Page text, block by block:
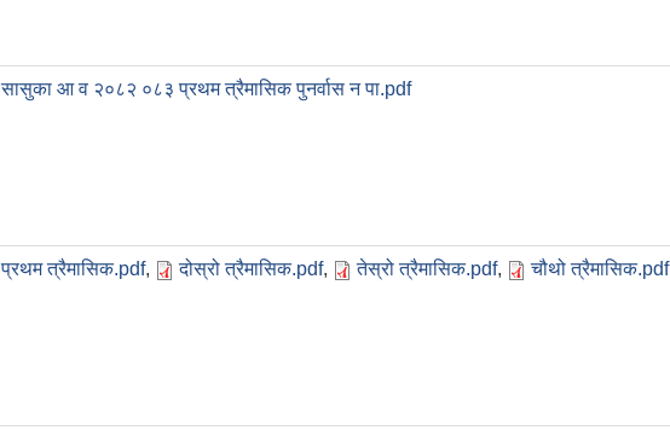
सासुका आ व २०८२ ०८३ प्रथम त्रैमासिक पुनर्वास न पा.pdf
प्रथम त्रैमासिक.pdf, दोस्रो त्रैमासिक.pdf, तेस्रो त्रैमासिक.pdf, चौथो त्रैमासिक.pdf